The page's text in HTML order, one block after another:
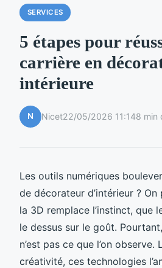
SERVICES
5 étapes pour
carrière en
intérieure
N Nicet22/05/2026 11:148 min
Les outils numériques
de décorateur d’intérieur ?
la 3D remplace l’instinct, que
le dessus sur le goût.
n’est pas ce que l’on observe.
créativité, ces technologies